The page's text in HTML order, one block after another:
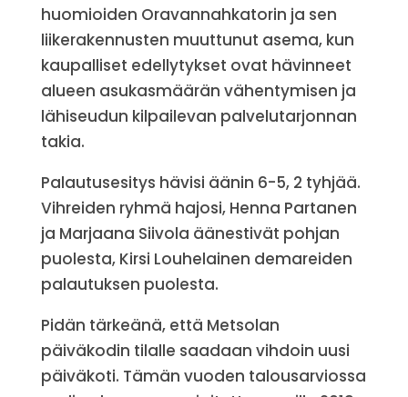
huomioiden Oravannahkatorin ja sen
liikerakennusten muuttunut asema, kun
kaupalliset edellytykset ovat hävinneet
alueen asukasmäärän vähentymisen ja
lähiseudun kilpailevan palvelutarjonnan
takia.
Palautusesitys hävisi äänin 6-5, 2 tyhjää.
Vihreiden ryhmä hajosi, Henna Partanen
ja Marjaana Siivola äänestivät pohjan
puolesta, Kirsi Louhelainen demareiden
palautuksen puolesta.
Pidän tärkeänä, että Metsolan
päiväkodin tilalle saadaan vihdoin uusi
päiväkoti. Tämän vuoden talousarviossa